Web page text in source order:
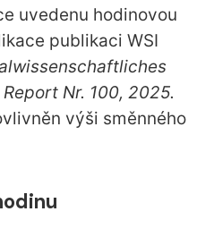
uvedenu hodinovou
publikaci WSI
Nr. 100, 2025.
výši směnného